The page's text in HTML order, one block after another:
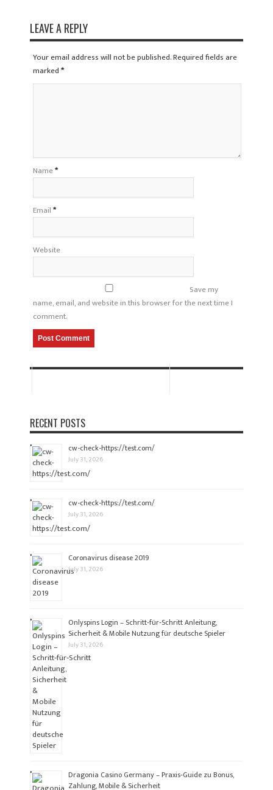
LEAVE A REPLY
Your email address will not be published. Required fields are
marked*
Name*
Email*
Website
Save my
name, email, and website in this browser for the next time I
comment.
RECENT POSTS
cw-check-https://test.com/
July 31, 2026
cw-check-https://test.com/
July 31, 2026
Coronavirus disease 2019
July 31, 2026
Onlyspins Login – Schritt‑für‑Schritt Anleitung,
Sicherheit & Mobile Nutzung für deutsche Spieler
July 31, 2026
Dragonia Casino Germany – Praxis‑Guide zu Bonus,
Zahlung, Mobile & Sicherheit